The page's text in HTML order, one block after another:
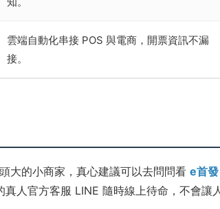
雲端自動化串接 POS 與電商，開票資訊不漏
接。
大的小商家，真心建議可以去問問看e首發
真人官方客服 LINE 隨時線上待命，不會讓